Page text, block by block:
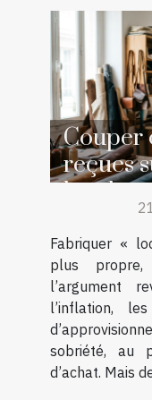
Couper
reçues
locale
Fabriquer «
plus
l’argument
l’inflation,
sobriété, au
d’achat. Mais